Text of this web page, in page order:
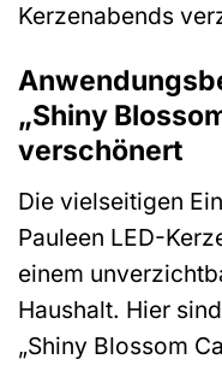
Kerzenabends
„Shiny
verschönert
Die vielseitigen
Pauleen LED-
einem
Haushalt. Hier
„Shiny Blossom